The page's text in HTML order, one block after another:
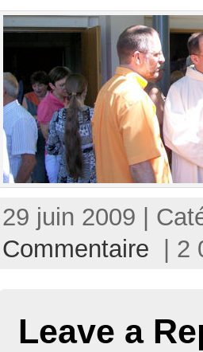
29 juin 2009 |
Commentaire | 2
Leave a